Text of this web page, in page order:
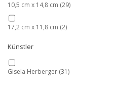
10,5 cm x 14,8 cm (29)
17,2 cm x 11,8 cm (2)
Künstler
Gisela Herberger (31)